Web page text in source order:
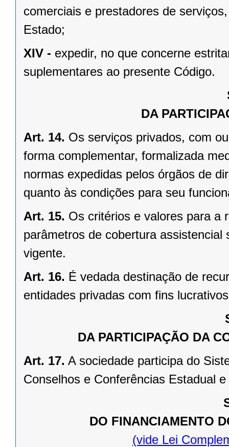
comerciais e prestadores de
Estado;
XIV - expedir, no que concerne
suplementares ao presente Código.
DA
Art. 14. Os serviços privados, com
forma complementar, formalizada
normas expedidas pelos órgãos de
quanto às condições para seu
Art. 15. Os critérios e valores para a
parâmetros de cobertura
vigente.
Art. 16. É vedada destinação de
entidades privadas com fins
DA PARTICIPAÇÃO DA
Art. 17. A sociedade participa do
Conselhos e Conferências Estadual
DO FINANCIAMENTO
(vide Lei